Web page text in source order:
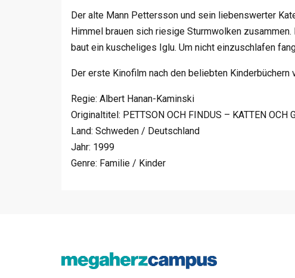
Der alte Mann Pettersson und sein liebenswerter
Himmel brauen sich riesige Sturmwolken
baut ein kuscheliges Iglu. Um nicht einzuschlafen
Der erste Kinofilm nach den beliebten Kinderbüchern
Regie: Albert Hanan-Kaminski
Originaltitel: PETTSON OCH FINDUS – KATTEN OCH
Land: Schweden / Deutschland
Jahr: 1999
Genre: Familie / Kinder